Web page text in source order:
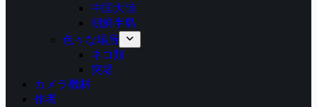
中国大陸
朝鮮半島
色々な場所
ネコ類
突堤
カメラ機材
作者